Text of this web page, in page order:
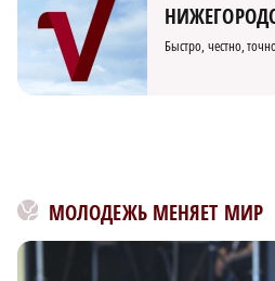
Быстро, честно,
МОЛОДЕЖЬ МЕНЯЕТ МИР